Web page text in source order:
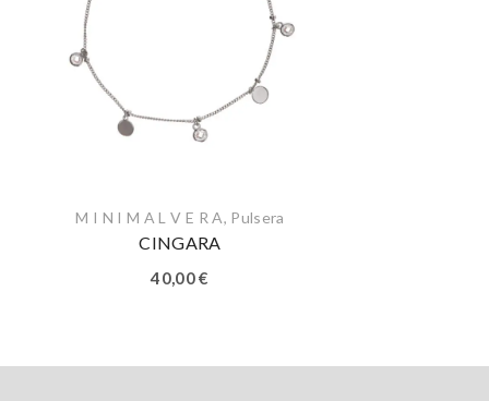
M I N I M A L V E R A, Pulsera
CINGARA
40,00€